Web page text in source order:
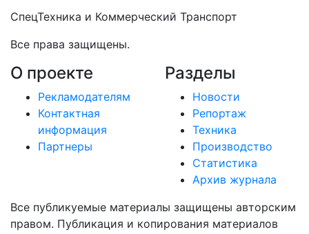
СпецТехника и Коммерческий Транспорт
Все права защищены.
О проекте
Рекламодателям
Контактная
информация
Партнеры
Разделы
Новости
Репортаж
Техника
Производство
Статистика
Архив журнала
Все публикуемые материалы защищены авторским
правом. Публикация и копирования материалов